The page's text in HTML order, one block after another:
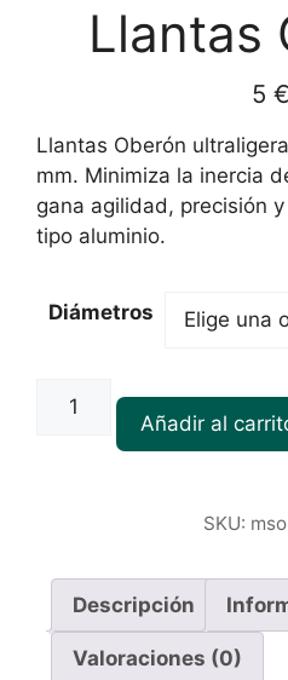
Llantas
5 €
Llantas Oberón
mm. Minimiza la inercia
gana agilidad, precisión
tipo aluminio.
Diámetros
Llantas
cantidad
Añadir al
SKU:
Descripción
Valoraciones (0)